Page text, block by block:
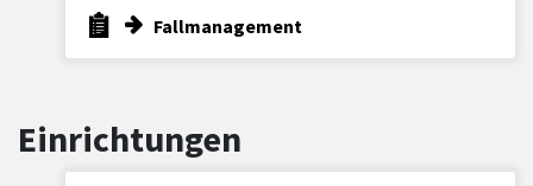
Fallmanagement
Einrichtungen